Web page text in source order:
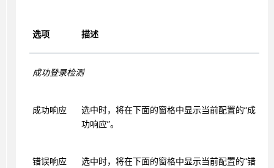
选项 描述
成功登录检测
成功响应
选中时，将在下面的窗格中显示当前配置的“成
功响应”。
错误响应
选中时，将在下面的窗格中显示当前配置的“错